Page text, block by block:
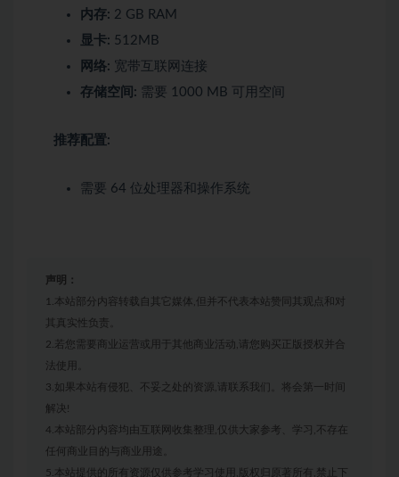
内存: 2 GB RAM
显卡: 512MB
网络: 宽带互联网连接
存储空间: 需要 1000 MB 可用空间
推荐配置:
需要 64 位处理器和操作系统
声明：
1.本站部分内容转载自其它媒体,但并不代表本站赞同其观点和对
其真实性负责。
2.若您需要商业运营或用于其他商业活动,请您购买正版授权并合
法使用。
3.如果本站有侵犯、不妥之处的资源,请联系我们。将会第一时间
解决!
4.本站部分内容均由互联网收集整理,仅供大家参考、学习,不存在
任何商业目的与商业用途。
5.本站提供的所有资源仅供参考学习使用,版权归原著所有,禁止下